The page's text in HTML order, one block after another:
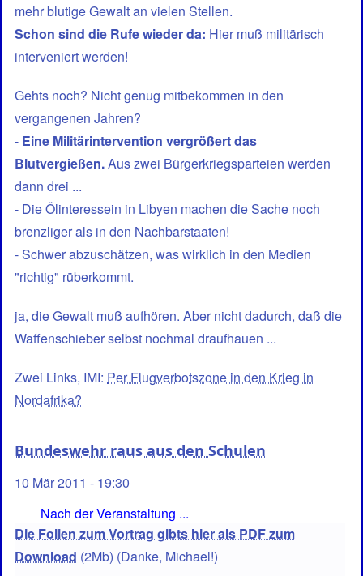
mehr blutige Gewalt an vielen Stellen.
Schon sind die Rufe wieder da: Hier muß militärisch
interveniert werden!
Gehts noch? Nicht genug mitbekommen in den
vergangenen Jahren?
- Eine Militärintervention vergrößert das
Blutvergießen.Aus zwei Bürgerkriegsparteien werden
dann drei ...
- Die Ölinteressein in Libyen machen die Sache noch
brenzliger als in den Nachbarstaaten!
- Schwer abzuschätzen, was wirklich in den Medien
"richtig" rüberkommt.
ja, die Gewalt muß aufhören. Aber nicht dadurch, daß die
Waffenschieber selbst nochmal draufhauen ...
Zwei Links, IMI: Per Flugverbotszone in den Krieg in
Nordafrika?
Bundeswehr raus aus den Schulen
10 Mär 2011 - 19:30
Nach der Veranstaltung ...
Die Folien zum Vortrag gibts hier als PDF zum
Download (2Mb) (Danke, Michael!)